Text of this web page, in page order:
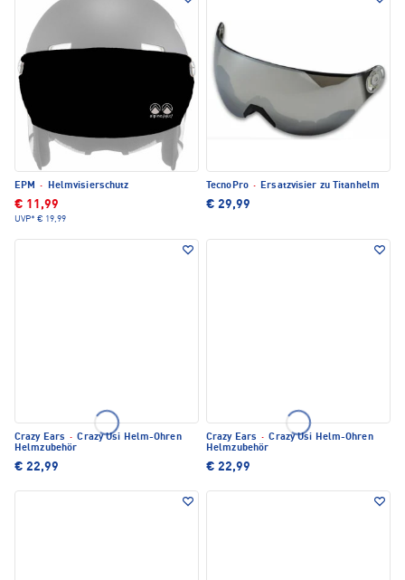
EPM · Helmvisierschutz
€ 11,99
UVP* € 19,99
TecnoPro · Ersatzvisier zu Titanhelm
€ 29,99
Crazy Ears · Crazy Usi Helm-Ohren
Helmzubehör
€ 22,99
Crazy Ears · Crazy Usi Helm-Ohren
Helmzubehör
€ 22,99